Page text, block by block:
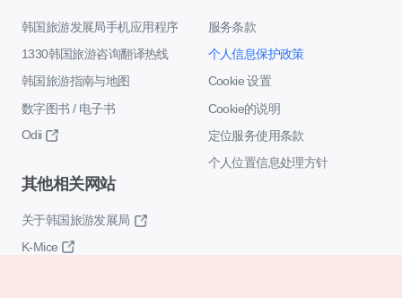
韩国旅游发展局手机应用程序
1330韩国旅游咨询翻译热线
韩国旅游指南与地图
数字图书 / 电子书
Odii
服务条款
个人信息保护政策
Cookie 设置
Cookie的说明
定位服务使用条款
个人位置信息处理方针
其他相关网站
关于韩国旅游发展局
K-Mice